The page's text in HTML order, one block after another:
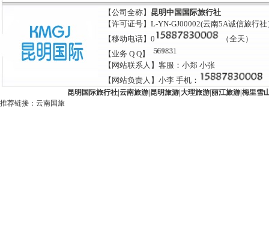
【公司全称】 昆明中国国际旅行社
【许可证号】L-YN-GJ00002(云南5A诚信旅行社
【移动电话】0
（全天）
【业务 Q Q】
【网站联系人】客服：小郑 小张
【网站负责人】小李 手机：
昆明国际旅行社| 云南旅游| 昆明旅游| 大理旅游| 丽江旅游| 梅里雪
推荐链接： 云南国旅